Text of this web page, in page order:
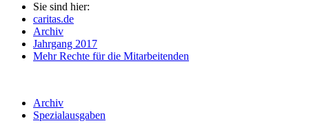
Sie sind hier:
caritas.de
Archiv
Jahrgang 2017
Mehr Rechte für die Mitarbeitenden
Archiv
Spezialausgaben